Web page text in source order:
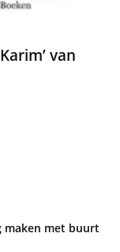
van
maken met buurt